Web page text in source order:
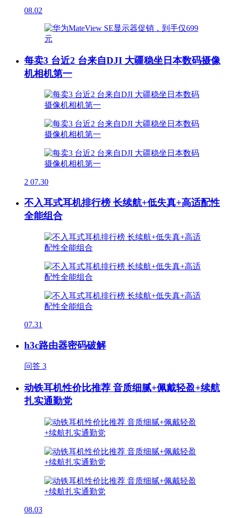
08.02
每卖3 台近2 台来自DJI 大疆稳坐日本数码摄像
机相机第一
2 07.30
不入耳式耳机排行榜 长续航+低失真+高适配性
全能组合
07.31
h3c路由器密码破解
问答 3
动铁耳机性价比推荐 音质细腻+佩戴轻盈+续航
扎实通勤党
08.03